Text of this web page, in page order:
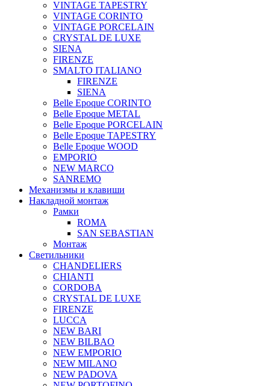
VINTAGE TAPESTRY
VINTAGE CORINTO
VINTAGE PORCELAIN
CRYSTAL DE LUXE
SIENA
FIRENZE
SMALTO ITALIANO
FIRENZE
SIENA
Belle Epoque CORINTO
Belle Epoque METAL
Belle Epoque PORCELAIN
Belle Epoque TAPESTRY
Belle Epoque WOOD
EMPORIO
NEW MARCO
SANREMO
Механизмы и клавиши
Накладной монтаж
Рамки
ROMA
SAN SEBASTIAN
Монтаж
Светильники
CHANDELIERS
CHIANTI
CORDOBA
CRYSTAL DE LUXE
FIRENZE
LUCCA
NEW BARI
NEW BILBAO
NEW EMPORIO
NEW MILANO
NEW PADOVA